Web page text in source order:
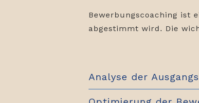
Bewerbungscoaching ist
abgestimmt wird. Die
Analyse der